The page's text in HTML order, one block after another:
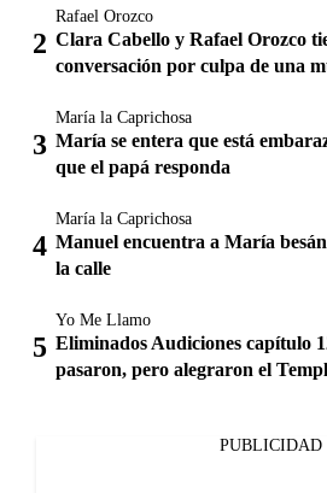
Rafael Orozco
Clara Cabello y Rafael Orozco
conversación por culpa de una
María la Caprichosa
María se entera que está
que el papá responda
María la Caprichosa
Manuel encuentra a María
la calle
Yo Me Llamo
Eliminados Audiciones capítulo
pasaron, pero alegraron el
PUBLICIDAD